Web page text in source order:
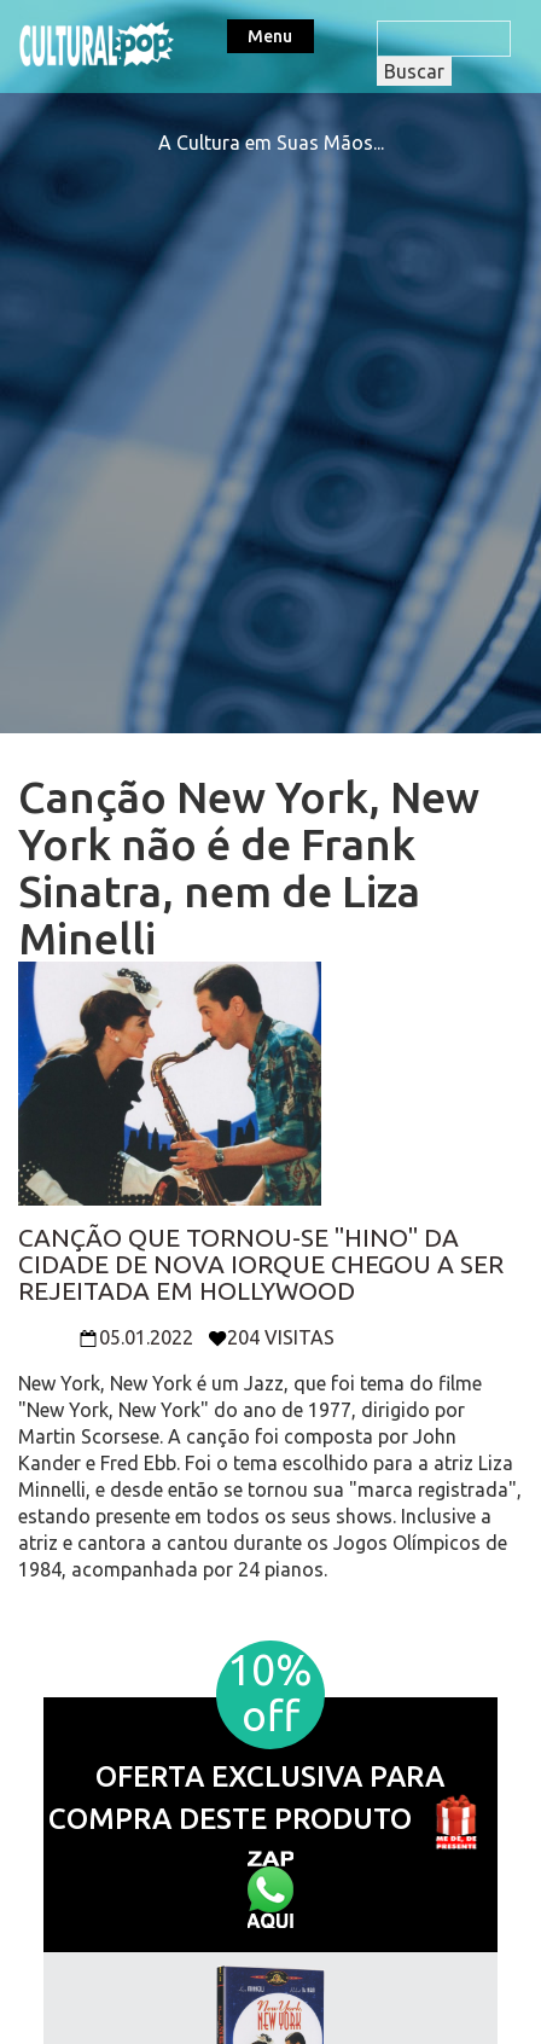
Menu
A Cultura em Suas Mãos...
Canção New York, New
York não é de Frank
Sinatra, nem de Liza
Minelli
CANÇÃO QUE TORNOU-SE "HINO" DA
CIDADE DE NOVA IORQUE CHEGOU A SER
REJEITADA EM HOLLYWOOD
05.01.2022 204 VISITAS
New York, New York é um Jazz, que foi tema do filme
"New York, New York" do ano de 1977, dirigido por
Martin Scorsese. A canção foi composta por John
Kander e Fred Ebb. Foi o tema escolhido para a atriz Liza
Minnelli, e desde então se tornou sua "marca registrada",
estando presente em todos os seus shows. Inclusive a
atriz e cantora a cantou durante os Jogos Olímpicos de
1984, acompanhada por 24 pianos.
10%
off
OFERTA EXCLUSIVA PARA
COMPRA DESTE PRODUTO